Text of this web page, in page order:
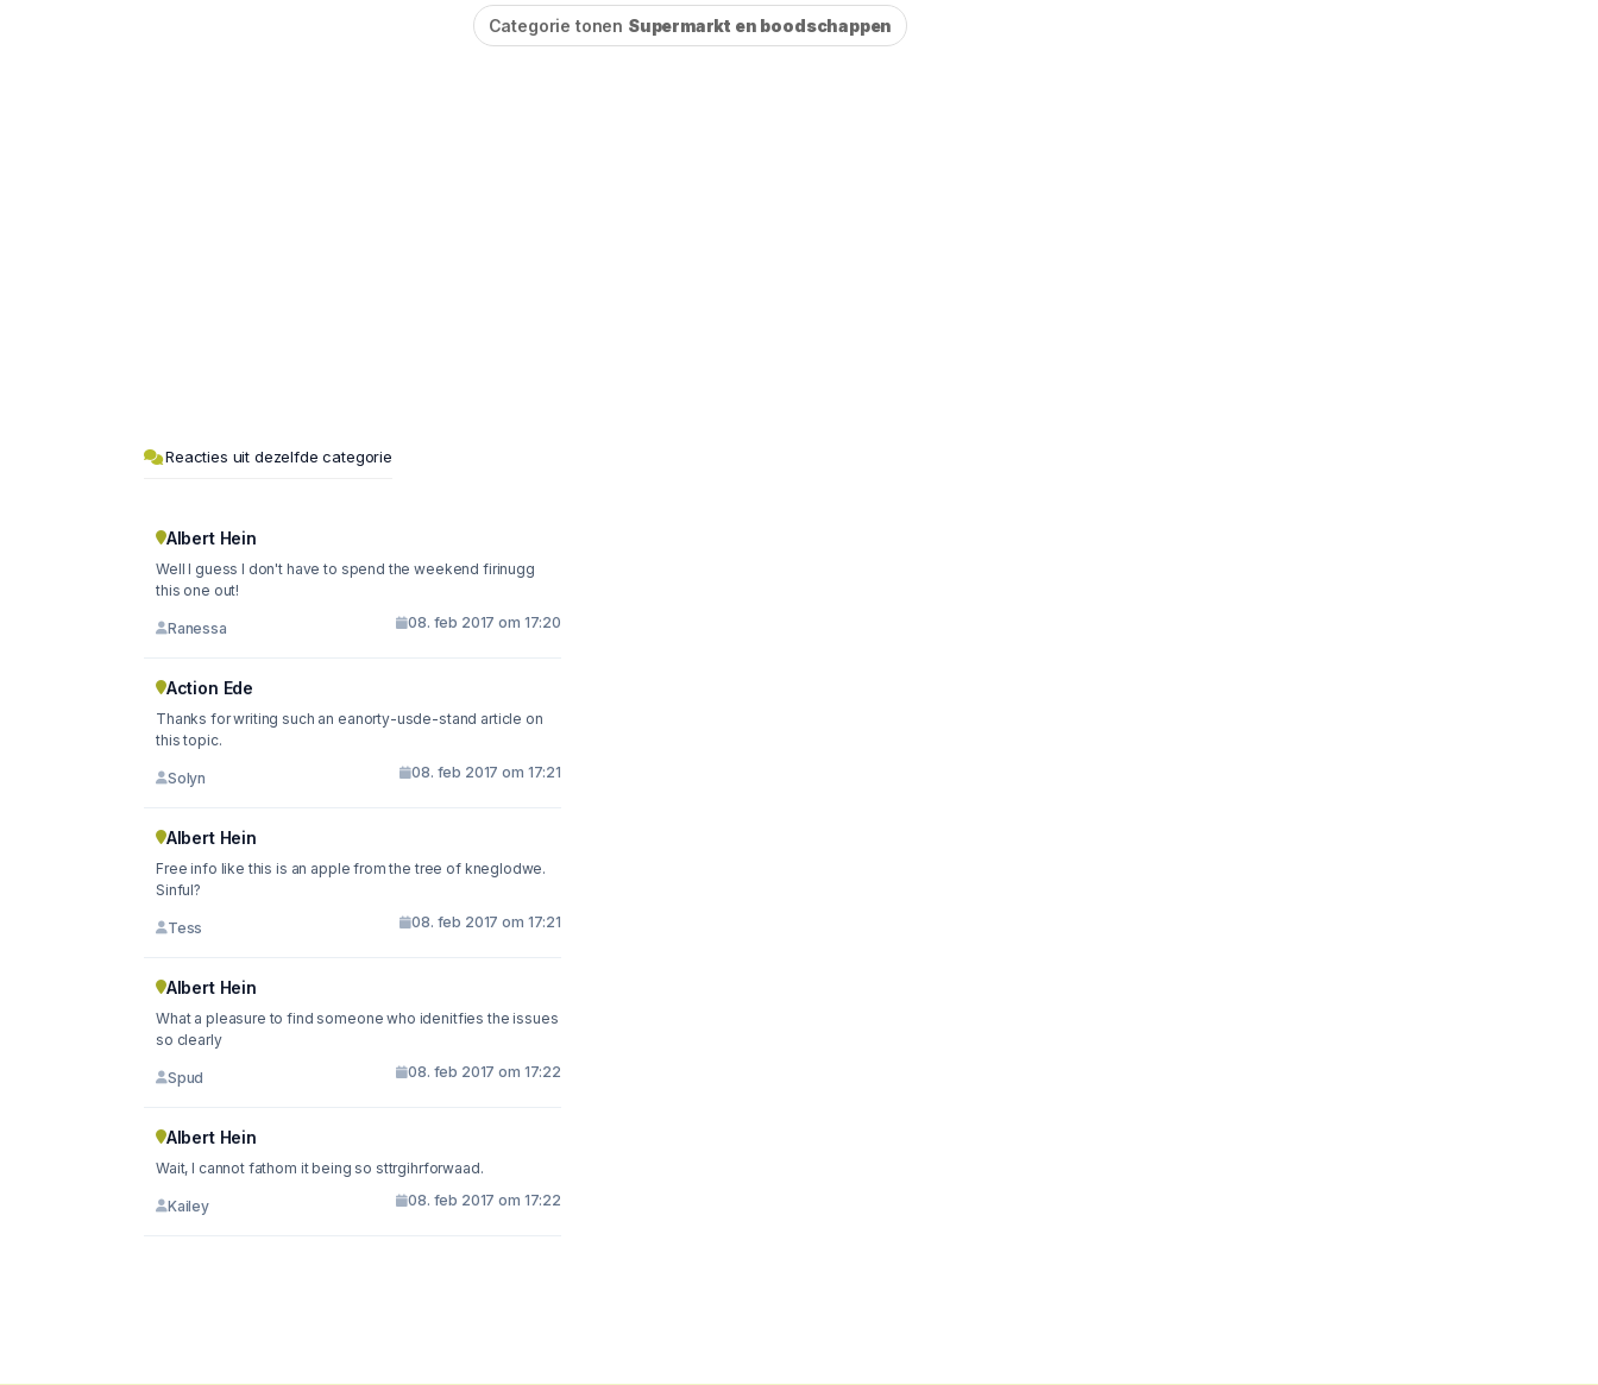
Categorie tonen Supermarkt en boodschappen
Reacties uit dezelfde categorie
Albert Hein
Well I guess I don't have to spend the weekend firinugg
this one out!
Ranessa 08. feb 2017 om 17:20
Action Ede
Thanks for writing such an eanorty-usde-stand article on
this topic.
Solyn 08. feb 2017 om 17:21
Albert Hein
Free info like this is an apple from the tree of kneglodwe.
Sinful?
Tess 08. feb 2017 om 17:21
Albert Hein
What a pleasure to find someone who idenitfies the issues
so clearly
Spud 08. feb 2017 om 17:22
Albert Hein
Wait, I cannot fathom it being so sttrgihrforwaad.
Kailey 08. feb 2017 om 17:22